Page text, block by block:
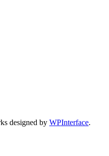
designed by WPInterface.